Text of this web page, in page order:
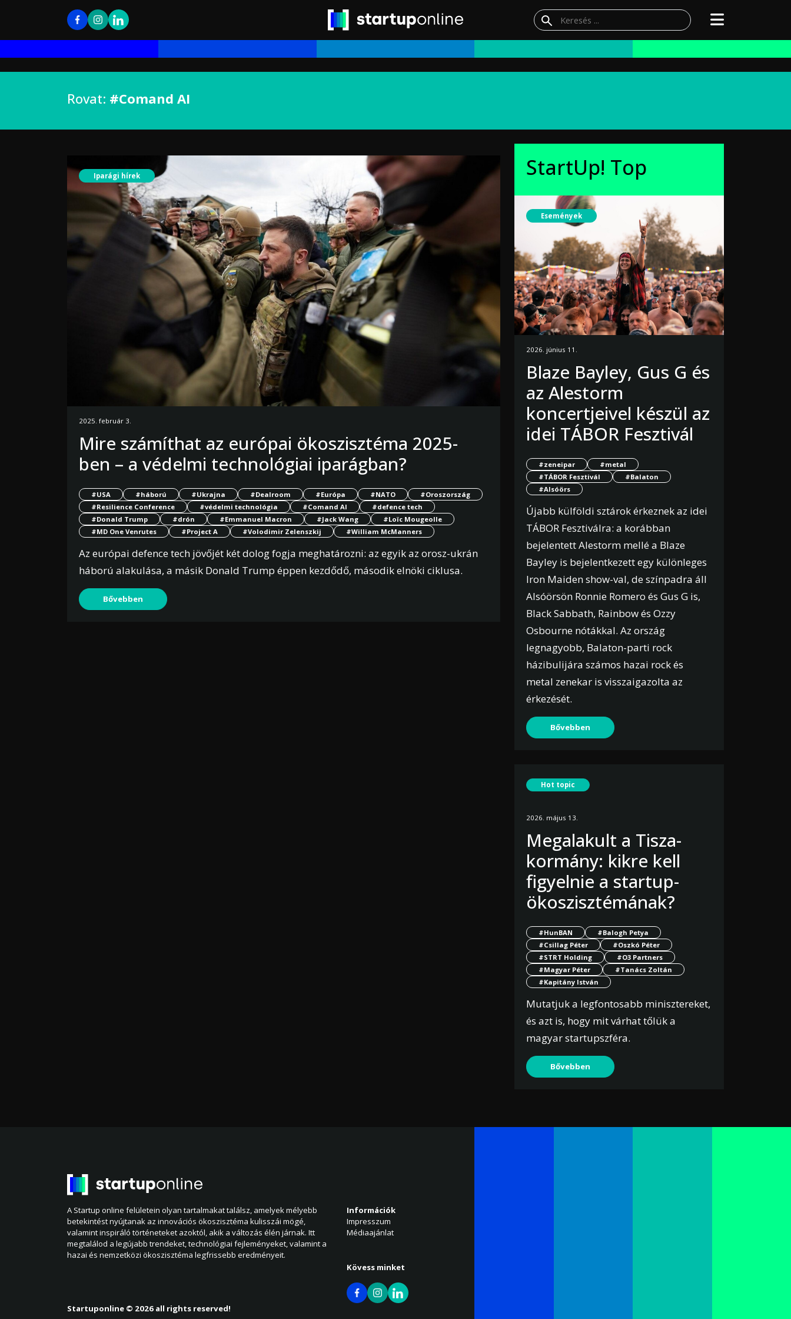
Rovat: #Comand AI
Iparági hírek
2025. február 3.
Mire számíthat az európai ökoszisztéma 2025-
ben – a védelmi technológiai iparágban?
#USA #háború #Ukrajna #Dealroom #Európa #NATO
#Oroszország
#Resilience Conference
#védelmi technológia #Comand AI
#defence tech
#Donald Trump
#drón #Emmanuel Macron #Jack Wang
#Loïc Mougeolle
#MD One Venrutes
#Project A #Volodimir Zelenszkij #William McManners
Az európai defence tech jövőjét két dolog fogja meghatározni: az egyik az orosz-ukrán
háború alakulása, a másik Donald Trump éppen kezdődő, második elnöki ciklusa.
Bővebben
StartUp! Top
Események
2026. június 11.
Blaze Bayley, Gus G és
az Alestorm
koncertjeivel készül az
idei TÁBOR Fesztivál
#zeneipar
#metal
#TÁBOR Fesztivál
#Balaton
#Alsóörs
Újabb külföldi sztárok érkeznek az idei
TÁBOR Fesztiválra: a korábban
bejelentett Alestorm mellé a Blaze
Bayley is bejelentkezett egy különleges
Iron Maiden show-val, de színpadra áll
Alsóörsön Ronnie Romero és Gus G is,
Black Sabbath, Rainbow és Ozzy
Osbourne nótákkal. Az ország
legnagyobb, Balaton-parti rock
házibulijára számos hazai rock és
metal zenekar is visszaigazolta az
érkezését.
Bővebben
Hot topic
2026. május 13.
Megalakult a Tisza-
kormány: kikre kell
figyelnie a startup-
ökoszisztémának?
#HunBAN
#Balogh Petya
#Csillag Péter
#Oszkó Péter
#STRT Holding
#O3 Partners
#Magyar Péter
#Tanács Zoltán
#Kapitány István
Mutatjuk a legfontosabb minisztereket,
és azt is, hogy mit várhat tőlük a
magyar startupszféra.
Bővebben
A Startup online felületein olyan tartalmakat találsz, amelyek mélyebb
betekintést nyújtanak az innovációs ökoszisztéma kulisszái mögé,
valamint inspiráló történeteket azoktól, akik a változás élén járnak. Itt
megtalálod a legújabb trendeket, technológiai fejleményeket, valamint a
hazai és nemzetközi ökoszisztéma legfrissebb eredményeit.
Információk
Impresszum
Médiaajánlat
Kövess minket
Startuponline © 2026 all rights reserved!